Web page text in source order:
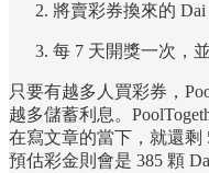
將賣彩券換來的
每 7 天開獎一次，
只要有越多人買彩券，
越多儲蓄利息。
在寫文章的當下，就還剩
預估彩金則會是 385 顆